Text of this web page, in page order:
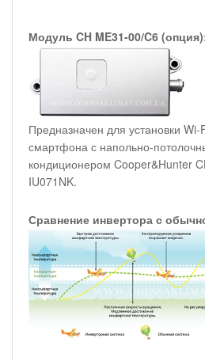
Модуль CH ME31-00/C6
Предназначен для установки
смартфона с напольно-
кондиционером Cooper&Hunter
IU071NK.
Сравнение инвертора с